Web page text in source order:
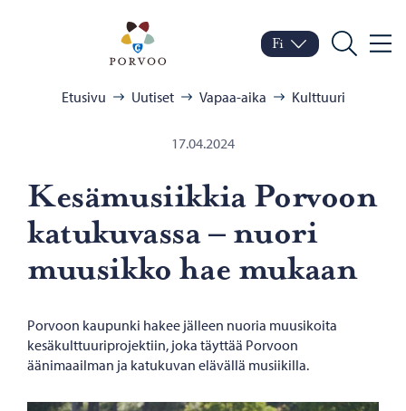
Porvoo – Siirry
Vaihda kieltä
Nykyinen kieli: Suomi
Fi
Hae
Etusivu Uutiset Vapaa-aika Kulttuuri
17.04.2024
Ke­sä­musiik­kia Por­voon
ka­tu­ku­vas­sa – nuori
muusik­ko hae mu­kaan
Porvoon kaupunki hakee jälleen nuoria muusikoita
kesäkulttuuriprojektiin, joka täyttää Porvoon
äänimaailman ja katukuvan elävällä musiikilla.